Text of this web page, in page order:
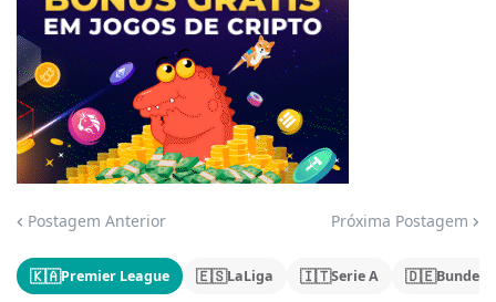
Jogue com responsabilidade. 18+
Postagem Anterior Próxima Postagem
🇰🇦Premier League 🇪🇸LaLiga 🇮🇹Serie A 🇩🇪